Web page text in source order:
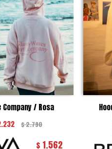
Company / Rosa
$2.790
$ 1.562